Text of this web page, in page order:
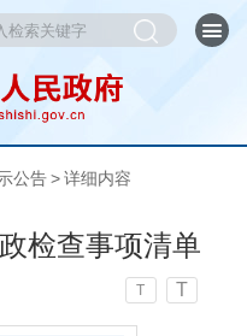
公告 > 详细内容
检查事项清单
T T